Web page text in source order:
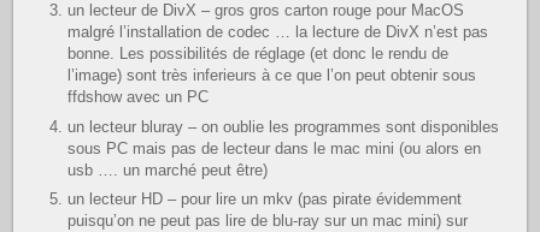
un lecteur de DivX – gros gros carton rouge pour MacOS
malgré l’installation de codec … la lecture de DivX n’est pas
bonne. Les possibilités de réglage (et donc le rendu de
l’image) sont très inferieurs à ce que l’on peut obtenir sous
ffdshow avec un PC
un lecteur bluray – on oublie les programmes sont disponibles
sous PC mais pas de lecteur dans le mac mini (ou alors en
usb …. un marché peut être)
un lecteur HD – pour lire un mkv (pas pirate évidemment
puisqu’on ne peut pas lire de blu-ray sur un mac mini) sur